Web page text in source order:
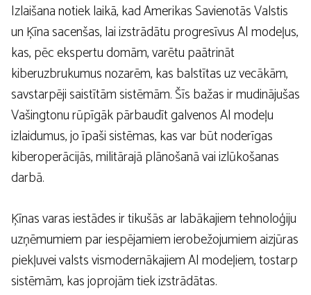
Izlaišana notiek laikā, kad Amerikas Savienotās Valstis
un Ķīna sacenšas, lai izstrādātu progresīvus AI modeļus,
kas, pēc ekspertu domām, varētu paātrināt
kiberuzbrukumus nozarēm, kas balstītas uz vecākām,
savstarpēji saistītām sistēmām. Šīs bažas ir mudinājušas
Vašingtonu rūpīgāk pārbaudīt galvenos AI modeļu
izlaidumus, jo īpaši sistēmas, kas var būt noderīgas
kiberoperācijās, militārajā plānošanā vai izlūkošanas
darbā.
Ķīnas varas iestādes ir tikušās ar labākajiem tehnoloģiju
uzņēmumiem par iespējamiem ierobežojumiem aizjūras
piekļuvei valsts vismodernākajiem AI modeļiem, tostarp
sistēmām, kas joprojām tiek izstrādātas.